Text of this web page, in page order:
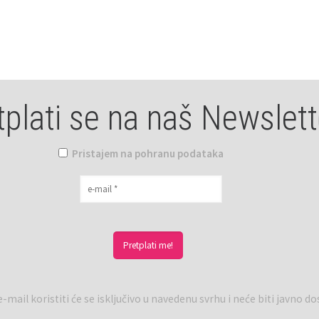
se na naš
Pristajem na pohranu podataka
mail koristiti će se isključivo u navedenu svrhu i neće biti javno